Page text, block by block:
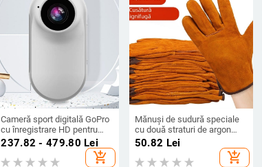
Cameră sport digitală GoPro
cu înregistrare HD pentru
condus, 1080p, cu clip
magnetic pentru ecran în
spate
237.82 - 479.80 Lei
add_shopping_cart
Mănuși de sudură speciale
cu două straturi de argon
pentru sudură cu arc,
protecție a muncii, mănuși
durabile din piele de vacă cu
50.82 Lei
add_shopping_cart